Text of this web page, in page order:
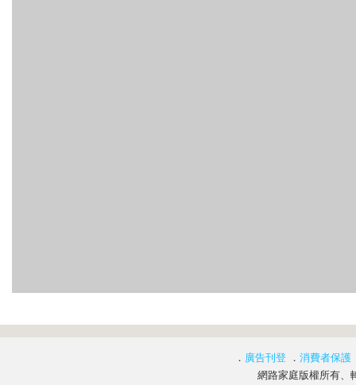
． 廣告刊登 ． 消費者保護
網路家庭版權所有、